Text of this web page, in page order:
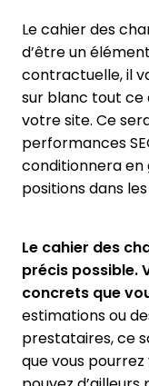
Le cahier des
d’être un
contractuelle, il
sur blanc tout ce
votre site. Ce
performances
conditionnera en
positions dans les
Le cahier des
précis possible.
concrets que
estimations ou
prestataires, ce
que vous pourrez